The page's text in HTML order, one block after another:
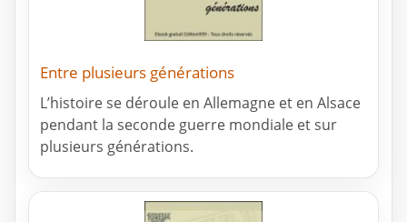
Entre plusieurs générations
L’histoire se déroule en Allemagne et en Alsace
pendant la seconde guerre mondiale et sur
plusieurs générations.